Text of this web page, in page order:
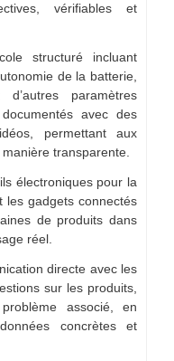
vérifiables et
structuré incluant
de la batterie,
paramètres
avec des
permettant aux
manière transparente.
électroniques pour la
les gadgets connectés
de produits dans
réel.
directe avec les
sur les produits,
associé, en
concrètes et